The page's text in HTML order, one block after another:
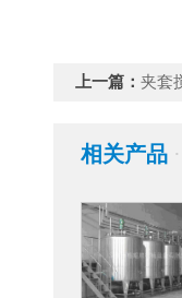
上一篇： 夹套
相关产品